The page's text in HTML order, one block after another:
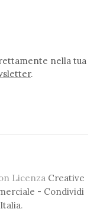
nella tua
.
Licenza Creative
- Condividi
.